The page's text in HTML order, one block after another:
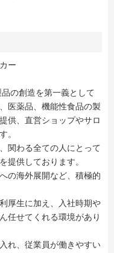
ー
の創造を第一義として
医薬品、機能性食品の製
供、直営ショップやサロ
。
関わる全ての人にとって
提供しております。
の海外展開など、積極的
厚生に加え、入社時期や
任せてくれる環境があり
れ、従業員が働きやすい